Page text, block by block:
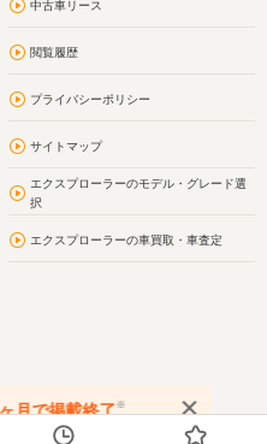
中古車リース
閲覧履歴
プライバシーポリシー
サイトマップ
エクスプローラーのモデル・グレード選
択
エクスプローラーの車買取・車査定
月で掲載終了※
合わせください